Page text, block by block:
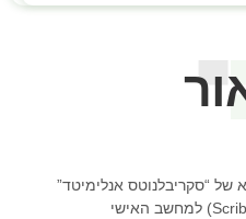
של “סקריבלנוטס אנלימיטד”